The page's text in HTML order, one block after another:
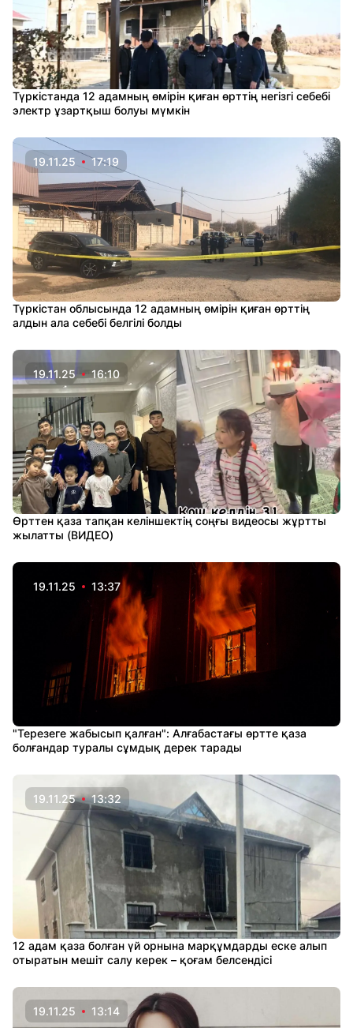
Түркістанда 12 адамның өмірін қиған өрттің негізгі себебі
электр ұзартқыш болуы мүмкін
19.11.25 17:19
Түркістан облысында 12 адамның өмірін қиған өрттің
алдын ала себебі белгілі болды
19.11.25 16:10
Өрттен қаза тапқан келіншектің соңғы видеосы жұртты
жылатты (ВИДЕО)
19.11.25 13:37
"Терезеге жабысып қалған": Алғабастағы өртте қаза
болғандар туралы сұмдық дерек тарады
19.11.25 13:32
12 адам қаза болған үй орнына марқұмдарды еске алып
отыратын мешіт салу керек – қоғам белсендісі
19.11.25 13:14